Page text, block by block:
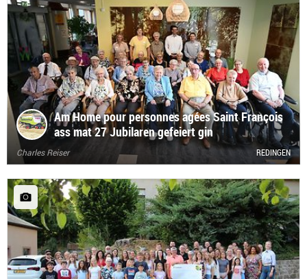
Am Home pour personnes agées Saint François
ass mat 27 Jubilaren gefeiert gin
Charles Reiser REDINGEN